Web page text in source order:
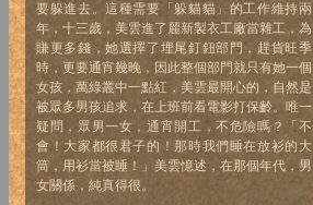
要躲進去。這種需要「躲貓貓」的工作維持兩
年，十三歲，美雲進了麗新製衣工廠當雜工，為
賺更多錢，她選擇了埋尾釘鈕部門，趕貨旺季
時，更要通宵幾晚，因此整個部門就只有她一個
女孩，萬綠叢中一點紅，美雲最開心的，自然是
被眾多男孩追求，在上班前看電影打保齡。唯一
疑問，眾男一女，通宵開工，不危險嗎？「不
會！大家都很君子的！那時我們睡在放衫的大
筒，用衫當被睡！」美雲憶述，在那個年代，男
女關係，純真得很。